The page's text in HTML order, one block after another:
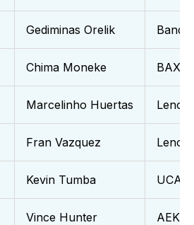
Gediminas Orelik
Chima Moneke BAXI
Marcelinho Huertas
Fran Vazquez
Kevin Tumba
Vince Hunter AEK